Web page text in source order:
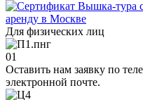
Для физических лиц
01
Оставить нам заявку по
электронной почте.